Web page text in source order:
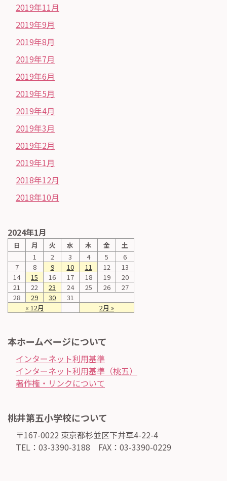
2019年11月
2019年9月
2019年8月
2019年7月
2019年6月
2019年5月
2019年4月
2019年3月
2019年2月
2019年1月
2018年12月
2018年10月
2024年1月
日 月 火 水 木 金 土
« 12月 2月 »
1 2 3 4 5
6
7
8 9 10 11 12
13
14
15 16 17 18 19
20
21
22 23 24 25 26
27
28
29 30 31
本ホームページについて
インターネット利用基準
インターネット利用基準（桃五）
著作権・リンクについて
桃井第五小学校について
〒167-0022 東京都杉並区下井草4-22-4
TEL：03-3390-3188 FAX：03-3390-0229